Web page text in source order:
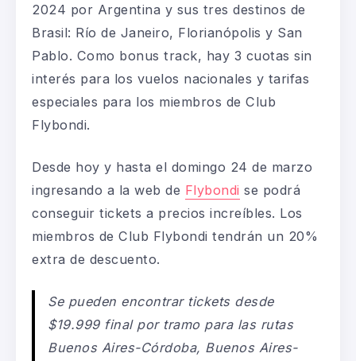
2024 por Argentina y sus tres destinos de
Brasil: Río de Janeiro, Florianópolis y San
Pablo. Como bonus track, hay 3 cuotas sin
interés para los vuelos nacionales y tarifas
especiales para los miembros de Club
Flybondi.
Desde hoy y hasta el domingo 24 de marzo
ingresando a la web de Flybondi se podrá
conseguir tickets a precios increíbles. Los
miembros de Club Flybondi tendrán un 20%
extra de descuento.
Se pueden encontrar tickets desde
$19.999 final por tramo para las rutas
Buenos Aires-Córdoba, Buenos Aires-